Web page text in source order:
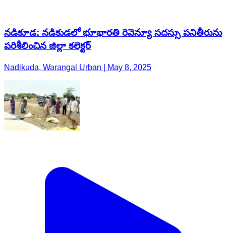
నడికూడ: నడికుడలో భూభారతి రెవెన్యూ సదస్సు పనితీరును
పరిశీలించిన జిల్లా కలెక్టర్
Nadikuda, Warangal Urban | May 8, 2025